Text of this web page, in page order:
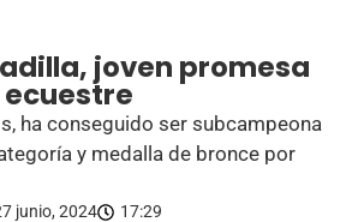
joven promesa
ha conseguido ser subcampeona
y medalla de bronce por
junio, 2024 17:29